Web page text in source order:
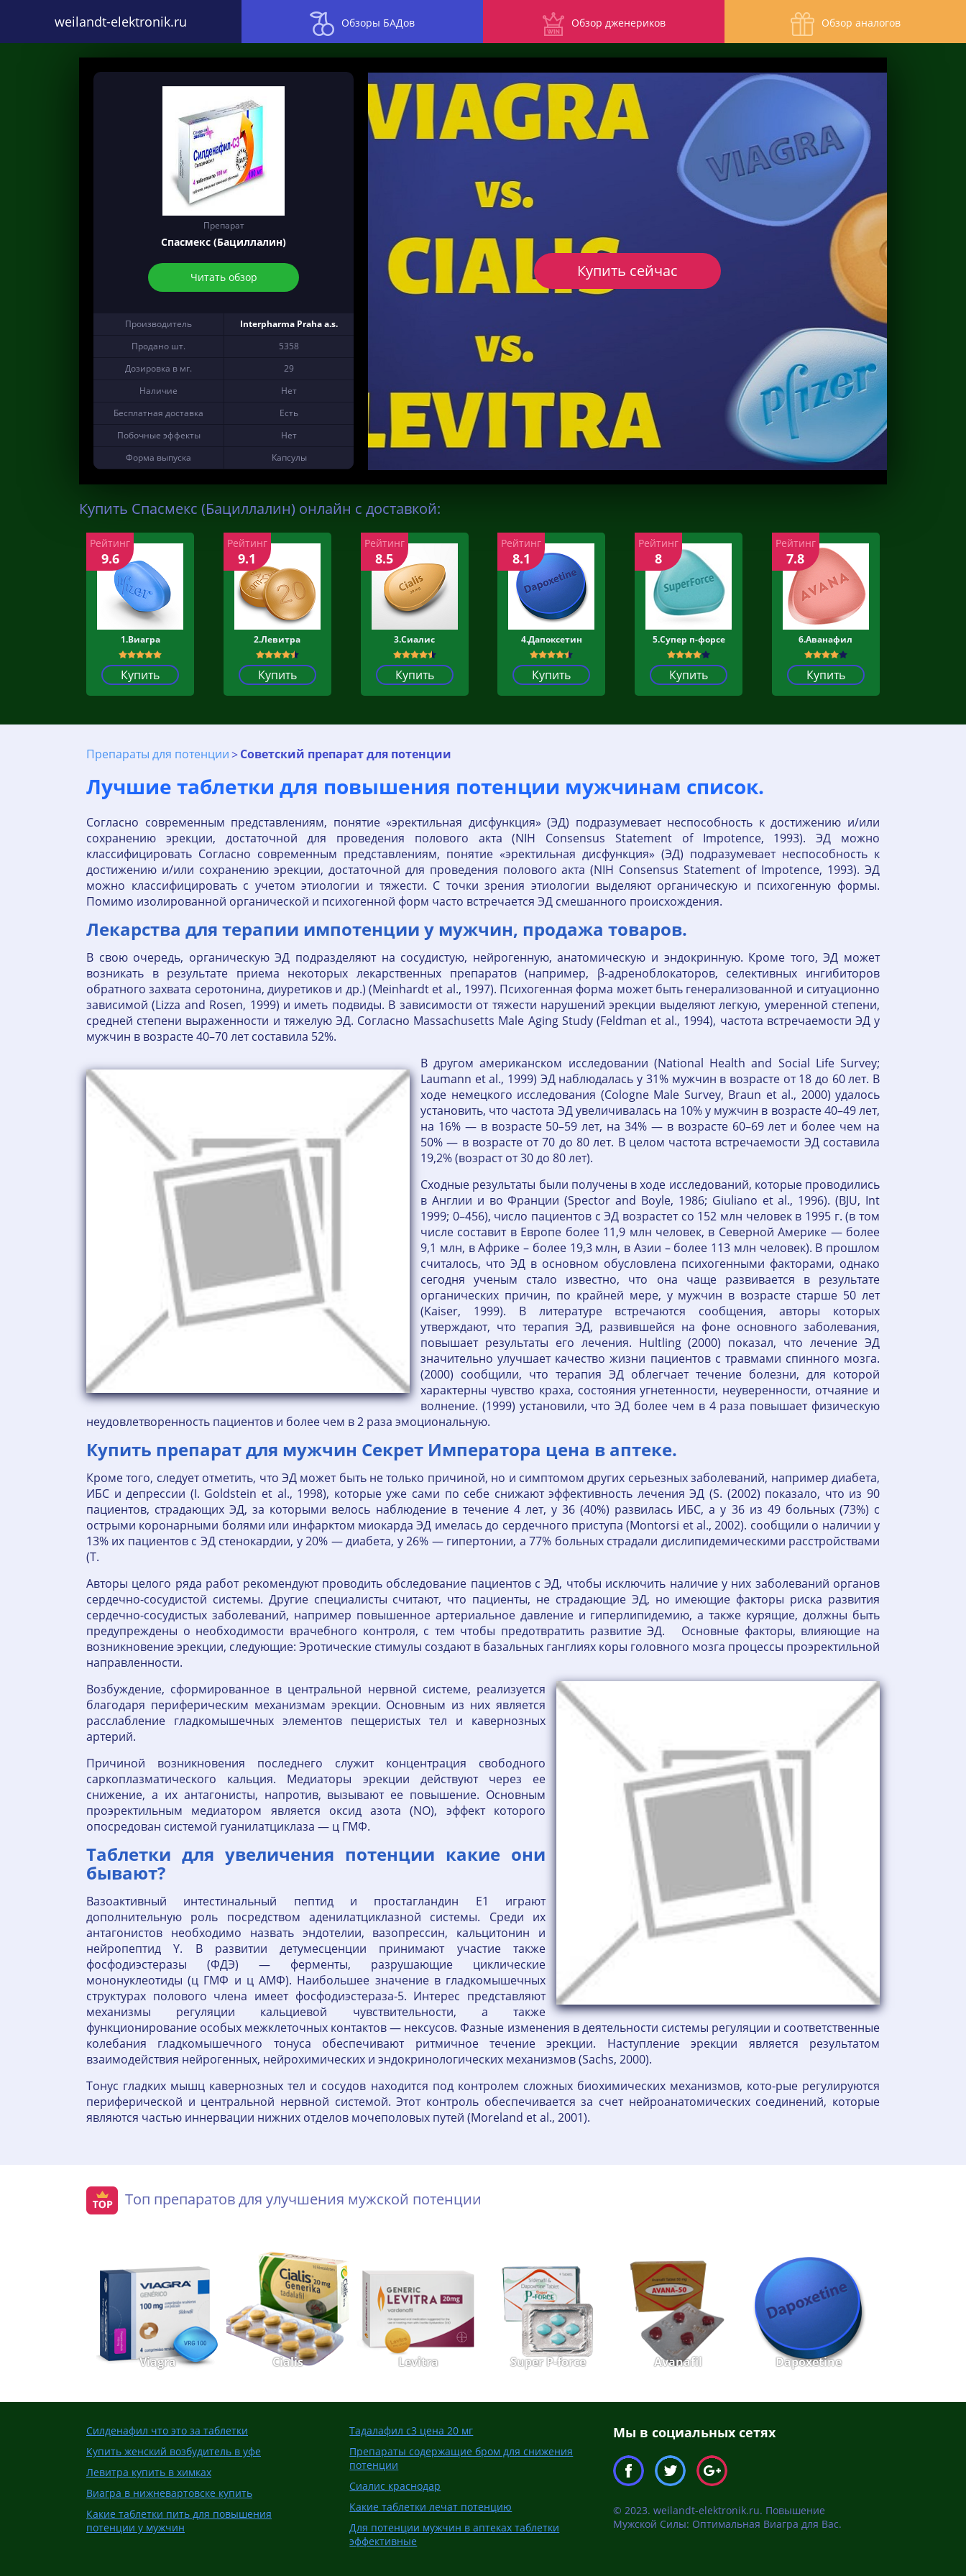
weilandt-elektronik.ru Обзоры БАДов Обзор дженериков Обзор аналогов
Препарат
Спасмекс (Бациллалин)
Читать обзор
Производитель
Interpharma Praha a.s.
Продано шт.
5358
Дозировка в мг.
29
Наличие
Нет
Бесплатная доставка
Есть
Побочные эффекты
Нет
Форма выпуска
Капсулы
Купить сейчас
Купить Спасмекс (Бациллалин) онлайн с доставкой:
1.Виагра
Купить
Рейтинг
9.6
2.Левитра
Купить
Рейтинг
9.1
3.Сиалис
Купить
Рейтинг
8.5
4.Дапоксетин
Купить
Рейтинг
8.1
5.Супер п-форсе
Купить
Рейтинг
8
6.Аванафил
Купить
Рейтинг
7.8
Препараты для потенции Советский препарат для потенции
Лучшие таблетки для повышения потенции мужчинам список.
Согласно современным представлениям, понятие «эректильная дисфункция» (ЭД) подразумевает неспособность к достижению и/или
сохранению эрекции, достаточной для проведения полового акта (NIH Consensus Statement of Impotence, 1993). ЭД можно
классифицировать Согласно современным представлениям, понятие «эректильная дисфункция» (ЭД) подразумевает неспособность к
достижению и/или сохранению эрекции, достаточной для проведения полового акта (NIH Consensus Statement of Impotence, 1993). ЭД
можно классифицировать с учетом этиологии и тяжести. С точки зрения этиологии выделяют органическую и психогенную формы.
Помимо изолированной органической и психогенной форм часто встречается ЭД смешанного происхождения.
Лекарства для терапии импотенции у мужчин, продажа товаров.
В свою очередь, органическую ЭД подразделяют на сосудистую, нейрогенную, анатомическую и эндокринную. Кроме того, ЭД может
возникать в результате приема некоторых лекарственных препаратов (например, β-адреноблокаторов, селективных ингибиторов
обратного захвата серотонина, диуретиков и др.) (Meinhardt et al., 1997). Психогенная форма может быть генерализованной и ситуационно
зависимой (Lizza and Rosen, 1999) и иметь подвиды. В зависимости от тяжести нарушений эрекции выделяют легкую, умеренной степени,
средней степени выраженности и тяжелую ЭД. Согласно Massachusetts Male Aging Study (Feldman et al., 1994), частота встречаемости ЭД у
мужчин в возрасте 40–70 лет составила 52%.
В другом американском исследовании (National Health and Social Life Survey;
Laumann et al., 1999) ЭД наблюдалась у 31% мужчин в возрасте от 18 до 60 лет. В
ходе немецкого исследования (Cologne Male Survey, Braun et al., 2000) удалось
установить, что частота ЭД увеличивалась на 10% у мужчин в возрасте 40–49 лет,
на 16% — в возрасте 50–59 лет, на 34% — в возрасте 60–69 лет и более чем на
50% — в возрасте от 70 до 80 лет. В целом частота встречаемости ЭД составила
19,2% (возраст от 30 до 80 лет).
Сходные результаты были получены в ходе исследований, которые проводились
в Англии и во Франции (Spector and Boyle, 1986; Giuliano et al., 1996). (BJU, Int
1999; 0–456), число пациентов с ЭД возрастет со 152 млн человек в 1995 г. (в том
числе составит в Европе более 11,9 млн человек, в Северной Америке — более
9,1 млн, в Африке – более 19,3 млн, в Азии – более 113 млн человек). В прошлом
считалось, что ЭД в основном обусловлена психогенными факторами, однако
сегодня ученым стало известно, что она чаще развивается в результате
органических причин, по крайней мере, у мужчин в возрасте старше 50 лет
(Kaiser, 1999). В литературе встречаются сообщения, авторы которых
утверждают, что терапия ЭД, развившейся на фоне основного заболевания,
повышает результаты его лечения. Hultling (2000) показал, что лечение ЭД
значительно улучшает качество жизни пациентов с травмами спинного мозга.
(2000) сообщили, что терапия ЭД облегчает течение болезни, для которой
характерны чувство краха, состояния угнетенности, неуверенности, отчаяние и
волнение. (1999) установили, что ЭД более чем в 4 раза повышает физическую
неудовлетворенность пациентов и более чем в 2 раза эмоциональную.
Купить препарат для мужчин Секрет Императора цена в аптеке.
Кроме того, следует отметить, что ЭД может быть не только причиной, но и симптомом других серьезных заболеваний, например диабета,
ИБС и депрессии (I. Goldstein et al., 1998), которые уже сами по себе снижают эффективность лечения ЭД (S. (2002) показало, что из 90
пациентов, страдающих ЭД, за которыми велось наблюдение в течение 4 лет, у 36 (40%) развилась ИБС, а у 36 из 49 больных (73%) с
острыми коронарными болями или инфарктом миокарда ЭД имелась до сердечного приступа (Montorsi et al., 2002). сообщили о наличии у
13% их пациентов с ЭД стенокардии, у 20% — диабета, у 26% — гипертонии, а 77% больных страдали дислипидемическими расстройствами
(T.
Авторы целого ряда работ рекомендуют проводить обследование пациентов с ЭД, чтобы исключить наличие у них заболеваний органов
сердечно-сосудистой системы. Другие специалисты считают, что пациенты, не страдающие ЭД, но имеющие факторы риска развития
сердечно-сосудистых заболеваний, например повышенное артериальное давление и гиперлипидемию, а также курящие, должны быть
предупреждены о необходимости врачебного контроля, с тем чтобы предотвратить развитие ЭД. Основные факторы, влияющие на
возникновение эрекции, следующие: Эротические стимулы создают в базальных ганглиях коры головного мозга процессы проэректильной
направленности.
Возбуждение, сформированное в центральной нервной системе, реализуется
благодаря периферическим механизмам эрекции. Основным из них является
расслабление гладкомышечных элементов пещеристых тел и кавернозных
артерий.
Причиной возникновения последнего служит концентрация свободного
саркоплазматического кальция. Медиаторы эрекции действуют через ее
снижение, а их антагонисты, напротив, вызывают ее повышение. Основным
проэректильным медиатором является оксид азота (NO), эффект которого
опосредован системой гуанилатциклаза — ц ГМФ.
Таблетки для увеличения потенции какие они
бывают?
Вазоактивный интестинальный пептид и простагландин Е1 играют
дополнительную роль посредством аденилатциклазной системы. Среди их
антагонистов необходимо назвать эндотелии, вазопрессин, кальцитонин и
нейропептид Y. В развитии детумесценции принимают участие также
фосфодиэстеразы (ФДЭ) — ферменты, разрушающие циклические
мононуклеотиды (ц ГМФ и ц АМФ). Наибольшее значение в гладкомышечных
структурах полового члена имеет фосфодиэстераза-5. Интерес представляют
механизмы регуляции кальциевой чувствительности, а также
функционирование особых межклеточных контактов — нексусов. Фазные изменения в деятельности системы регуляции и соответственные
колебания гладкомышечного тонуса обеспечивают ритмичное течение эрекции. Наступление эрекции является результатом
взаимодействия нейрогенных, нейрохимических и эндокринологических механизмов (Sachs, 2000).
Тонус гладких мышц кавернозных тел и сосудов находится под контролем сложных биохимических механизмов, кото-рые регулируются
периферической и центральной нервной системой. Этот контроль обеспечивается за счет нейроанатомических соединений, которые
являются частью иннервации нижних отделов мочеполовых путей (Moreland et al., 2001).
Топ препаратов для улучшения мужской потенции
Viagra Cialis Levitra Super P-force Avanafil Dapoxetine
Силденафил что это за таблетки
Купить женский возбудитель в уфе
Левитра купить в химках
Виагра в нижневартовске купить
Какие таблетки пить для повышения
потенции у мужчин
Тадалафил с3 цена 20 мг
Препараты содержащие бром для снижения
потенции
Сиалис краснодар
Какие таблетки лечат потенцию
Для потенции мужчин в аптеках таблетки
эффективные
Мы в социальных сетях
© 2023. weilandt-elektronik.ru. Повышение
Мужской Силы: Оптимальная Виагра для Вас.